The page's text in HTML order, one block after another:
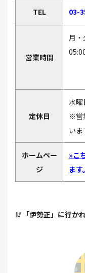
TEL 03-
営業時間
月
定休日
水曜
※営
いま
ホームペー
ジ
»こ
ます。
🥢 「伊勢正」に行か